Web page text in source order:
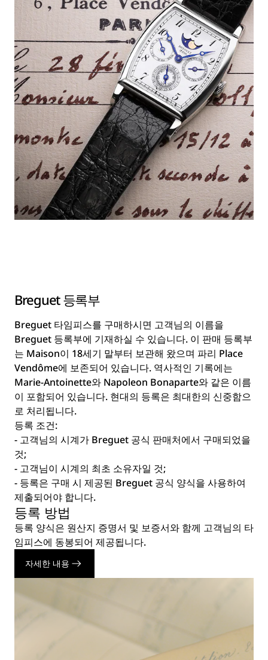
Breguet 등록부
Breguet 타임피스를 구매하시면 고객님의 이름을
Breguet 등록부에 기재하실 수 있습니다. 이 판매 등록부
는 Maison이 18세기 말부터 보관해 왔으며 파리 Place
Vendôme에 보존되어 있습니다. 역사적인 기록에는
Marie-Antoinette와 Napoleon Bonaparte와 같은 이름
이 포함되어 있습니다. 현대의 등록은 최대한의 신중함으
로 처리됩니다.
등록 조건:
- 고객님의 시계가 Breguet 공식 판매처에서 구매되었을
것;
- 고객님이 시계의 최초 소유자일 것;
- 등록은 구매 시 제공된 Breguet 공식 양식을 사용하여
제출되어야 합니다.
등록 방법
등록 양식은 원산지 증명서 및 보증서와 함께 고객님의 타
임피스에 동봉되어 제공됩니다.
자세한 내용